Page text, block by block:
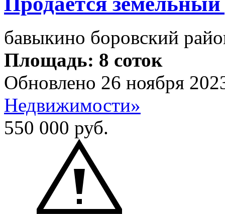
бавыкино боровский
Площадь: 8 соток
Обновлено 26 ноября
Недвижимости»
550 000 руб.